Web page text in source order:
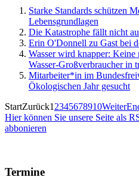
Starke Standards schützen
Lebensgrundlagen
Die Katastrophe fällt nicht
Erin O'Donnell zu Gast bei
Wasser wird knapper: Keine
Wasser-Großverbraucher in
Mitarbeiter*in im
Ökologischen Jahr gesucht
StartZurück1 2345678910Weiter
Hier können Sie unsere Seite als
abbonieren
Termine